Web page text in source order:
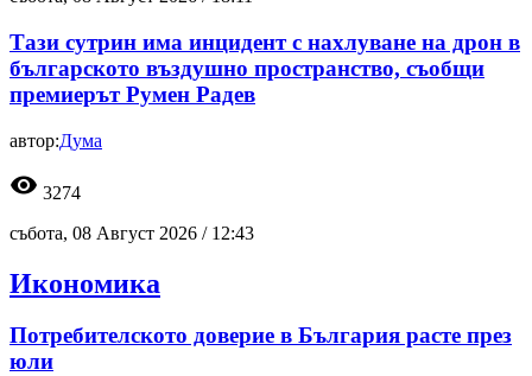
Тази сутрин има инцидент с нахлуване на дрон в
българското въздушно пространство, съобщи
премиерът Румен Радев
автор:Дума
visibility 3274
събота, 08 Август 2026 / 12:43
Икономика
Потребителското доверие в България расте през
юли